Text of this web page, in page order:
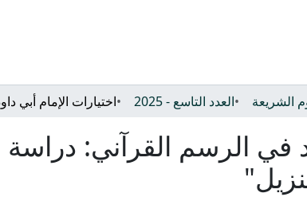
الشريعة العدد التاسع - 2025
في الرسم القرآني: